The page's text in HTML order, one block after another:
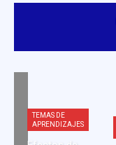
TEMAS DE
APRENDIZAJES